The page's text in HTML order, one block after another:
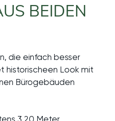
BEIDEN
die einfach besser
historischeen Look mit
Bürogebäuden